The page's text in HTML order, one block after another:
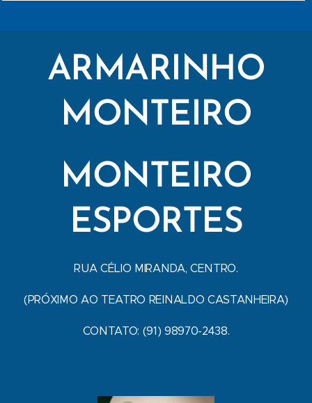
ARMARINHO
MONTEIRO
MONTEIRO
ESPORTES
RUA CÉLIO MIRANDA, CENTRO.
(PRÓXIMO AO TEATRO REINALDO CASTANHEIRA)
CONTATO: (91) 98970-2438.